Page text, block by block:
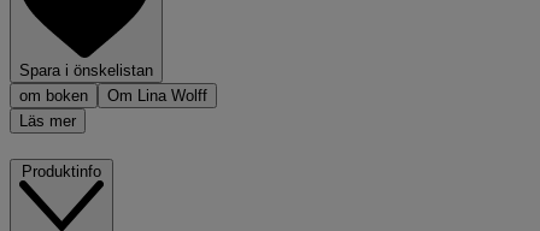
Spara i önskelistan
om boken
Om Lina Wolff
Läs mer